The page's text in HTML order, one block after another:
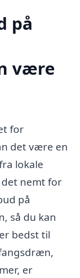
på
være
for
det være en
lokale
nemt for
på
så du kan
bedst til
er